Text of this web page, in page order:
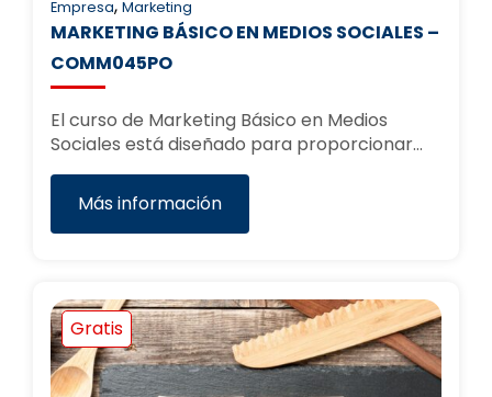
Empresa, Marketing
MARKETING BÁSICO EN MEDIOS SOCIALES –
COMM045PO
El curso de Marketing Básico en Medios
Sociales está diseñado para proporcionar…
Más información
Gratis